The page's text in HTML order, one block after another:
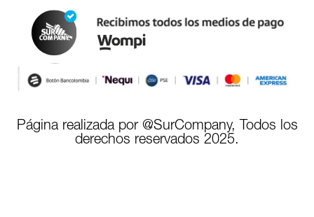
Página realizada por @SurCompany, Todos los
derechos reservados 2025.